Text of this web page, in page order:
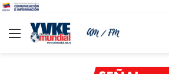
Menu